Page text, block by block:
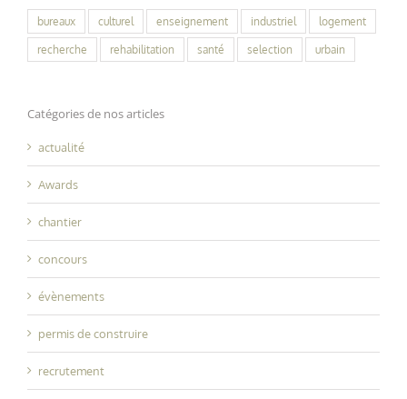
bureaux culturel enseignement industriel logement
recherche rehabilitation santé selection urbain
Catégories de nos articles
actualité
Awards
chantier
concours
évènements
permis de construire
recrutement